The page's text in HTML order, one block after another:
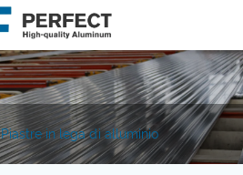
Piastre in lega di alluminio